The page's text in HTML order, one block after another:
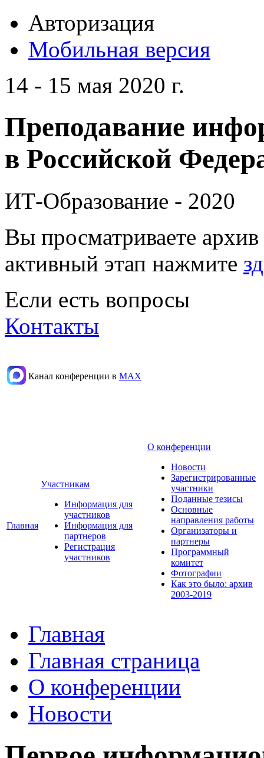
Авторизация
Мобильная версия
14 - 15 мая 2020 г.
Преподавание
в Российской
ИТ-Образование - 2020
Вы просматриваете
активный этап нажмите
Если есть вопросы
Контакты
Канал конференции в МАХ
Главная
Участникам
Информация для
участников
Информация для
партнеров
Регистрация
участников
О конференции
Новости
Зарегистрированные
участники
Поданные тезисы
Основные
направления работы
Организаторы и
партнеры
Программный
комитет
Фотографии
Как это было: архив
2003-2019
Главная
Главная страница
О конференции
Новости